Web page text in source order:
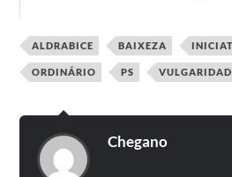
ALDRABICE BAIXEZA
ORDINÁRIO PS
Chegano